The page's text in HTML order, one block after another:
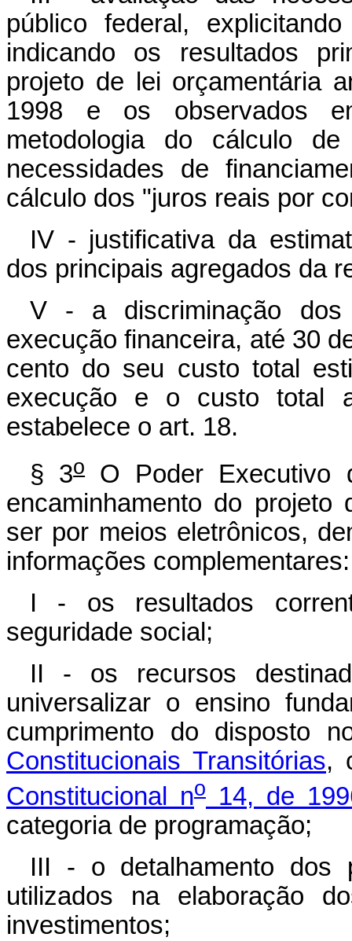
público federal,
indicando os resultados
projeto de lei orçamentária
1998 e os observados
metodologia do cálculo
necessidades de
cálculo dos "juros reais por
IV - justificativa da
dos principais agregados da
V - a discriminação dos
execução financeira, até 30
cento do seu custo total
execução e o custo total
estabelece o art. 18.
§ 3oO Poder Executivo
encaminhamento do projeto
ser por meios eletrônicos,
informações complementares:
I - os resultados
seguridade social;
II - os recursos
universalizar o ensino
cumprimento do disposto
Constitucionais Transitórias,
Constitucional no
14, de
categoria de programação;
III - o detalhamento dos
utilizados na elaboração
investimentos;